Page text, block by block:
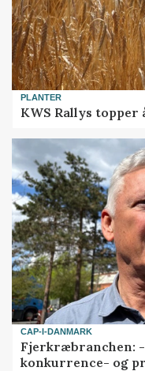
PLANTER
KWS Rallys
CAP-I-DANMARK
Fjerkræbranchen:
konkurrence- og